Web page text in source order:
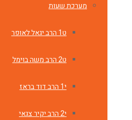
מערכת שעות
ט1 הרב יגאל לאופר
ט2 הרב משה בוימל
י1 הרב דוד בראז
י2 הרב יקיר צגאי